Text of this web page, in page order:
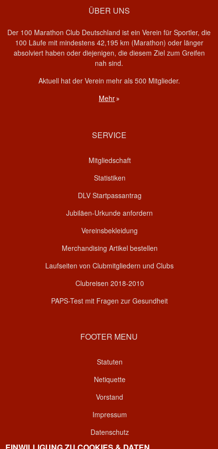
ÜBER UNS
Der 100 Marathon Club Deutschland ist ein Verein für Sportler, die
100 Läufe mit mindestens 42,195 km (Marathon) oder länger
absolviert haben oder diejenigen, die diesem Ziel zum Greifen
nah sind.
Aktuell hat der Verein mehr als 500 Mitglieder.
Mehr
SERVICE
Mitgliedschaft
Statistiken
DLV Startpassantrag
Jubiläen-Urkunde anfordern
Vereinsbekleidung
Merchandising Artikel bestellen
Laufseiten von Clubmitgliedern und Clubs
Clubreisen 2018-2010
PAPS-Test mit Fragen zur Gesundheit
FOOTER MENU
Statuten
Netiquette
Vorstand
Impressum
Datenschutz